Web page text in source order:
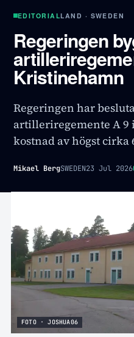
EDITORIALLAND · SWEDEN
Regeringen
Kristinehamn
Regeringen har
artilleriregemente A
kostnad av högst
Mikael BergSWEDEN23 Jul 2026
FOTO · JOSHUA06